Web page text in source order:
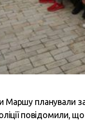
Маршу планували
повідомили,